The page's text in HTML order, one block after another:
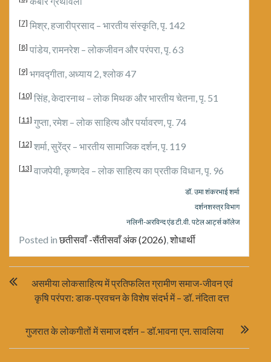
[7] मिश्र, हजारीप्रसाद – भारतीय संस्कृति, पृ. 142
[8] पांडेय, रामनरेश – लोकजीवन और परंपरा, पृ. 63
[9] भगवद्गीता, अध्याय 2, श्लोक 47
[10] सिंह, केदारनाथ – लोक मिथक और भारतीय चेतना, पृ. 51
[11] गुप्ता, रमेश – लोक साहित्य और पर्यावरण, पृ. 74
[12] शर्मा, सुरेंद्र – भारतीय सामाजिक दर्शन, पृ. 119
[13] वाजपेयी, कृष्णदेव – लोक साहित्य का प्रतीक विधान, पृ. 96
डॉ. उमा शंकरभाई शर्मा
दर्शनशस्त्र विभाग
नलिनी-अरविन्द एंड टी.वी. पटेल आर्ट्स कॉलेज
Posted inछतीसवाँ -सैंतीसवाँ अंक (2026) ,शोधार्थी
navigation
असमीया लोकसाहित्य में प्रतिफलित ग्रामीण समाज-जीवन एवं
कृषि परंपरा: डाक-प्रवचन के विशेष संदर्भ में – डॉ. नंदिता दत्त
गुजरात के लोकगीतों में समाज दर्शन – डॉ.भावना एन. सावलिया